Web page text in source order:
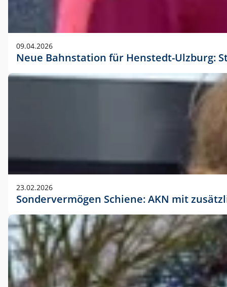
09.04.2026
Neue Bahnstation für Henstedt-Ulzburg:
23.02.2026
Sondervermögen Schiene: AKN mit